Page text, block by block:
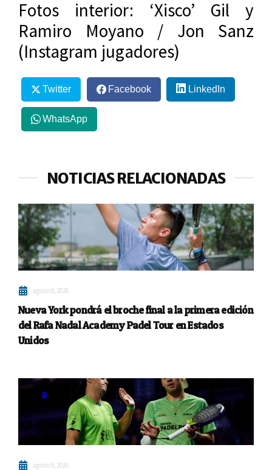
Fotos interior: ‘Xisco’ Gil y
Ramiro Moyano / Jon Sanz
(Instagram jugadores)
Twitter Facebook LinkedIn
WhatsApp
NOTICIAS RELACIONADAS
agosto 8, 2026
Nueva York pondrá el broche final a la primera edición
del Rafa Nadal Academy Padel Tour en Estados
Unidos
agosto 8, 2026